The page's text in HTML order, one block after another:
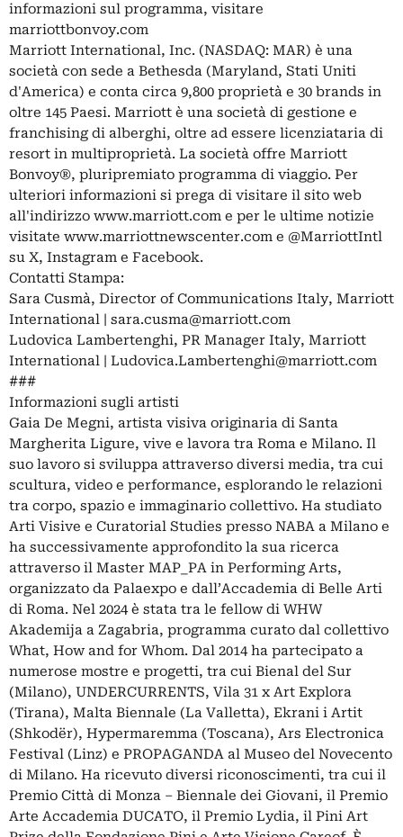
informazioni sul programma, visitare
marriottbonvoy.com
Marriott International, Inc. (NASDAQ: MAR) è una
società con sede a Bethesda (Maryland, Stati Uniti
d'America) e conta circa 9,800 proprietà e 30 brands in
oltre 145 Paesi. Marriott è una società di gestione e
franchising di alberghi, oltre ad essere licenziataria di
resort in multiproprietà. La società offre Marriott
Bonvoy®, pluripremiato programma di viaggio. Per
ulteriori informazioni si prega di visitare il sito web
all'indirizzo www.marriott.com e per le ultime notizie
visitate www.marriottnewscenter.com e @MarriottIntl
su X, Instagram e Facebook.
Contatti Stampa:
Sara Cusmà, Director of Communications Italy, Marriott
International | sara.cusma@marriott.com
Ludovica Lambertenghi, PR Manager Italy, Marriott
International | Ludovica.Lambertenghi@marriott.com
###
Informazioni sugli artisti
Gaia De Megni, artista visiva originaria di Santa
Margherita Ligure, vive e lavora tra Roma e Milano. Il
suo lavoro si sviluppa attraverso diversi media, tra cui
scultura, video e performance, esplorando le relazioni
tra corpo, spazio e immaginario collettivo. Ha studiato
Arti Visive e Curatorial Studies presso NABA a Milano e
ha successivamente approfondito la sua ricerca
attraverso il Master MAP_PA in Performing Arts,
organizzato da Palaexpo e dall’Accademia di Belle Arti
di Roma. Nel 2024 è stata tra le fellow di WHW
Akademija a Zagabria, programma curato dal collettivo
What, How and for Whom. Dal 2014 ha partecipato a
numerose mostre e progetti, tra cui Bienal del Sur
(Milano), UNDERCURRENTS, Vila 31 x Art Explora
(Tirana), Malta Biennale (La Valletta), Ekrani i Artit
(Shkodër), Hypermaremma (Toscana), Ars Electronica
Festival (Linz) e PROPAGANDA al Museo del Novecento
di Milano. Ha ricevuto diversi riconoscimenti, tra cui il
Premio Città di Monza – Biennale dei Giovani, il Premio
Arte Accademia DUCATO, il Premio Lydia, il Pini Art